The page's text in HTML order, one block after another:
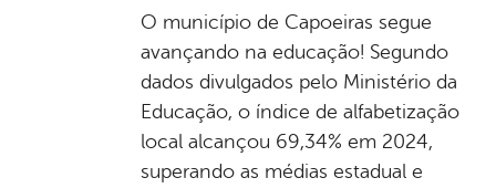
O município de Capoeiras segue
avançando na educação! Segundo
dados divulgados pelo Ministério da
Educação, o índice de alfabetização
local alcançou 69,34% em 2024,
superando as médias estadual e